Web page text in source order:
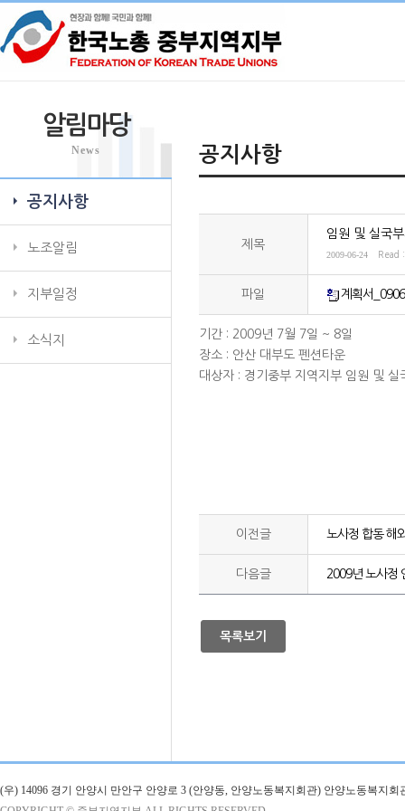
알림마당
News
공지사항
노조알림
지부일정
소식지
공지사항
제목
임원 및 실국
2009-06-24 Read
파일 계획서
기간 : 2009년 7월 7일 ~ 8일
장소 : 안산 대부도 펜션타운
대상자 : 경기중부 지역지부 임원 및 실
이전글 노사정 합동 해
다음글 2009년 노사정
목록보기
(우) 14096 경기 안양시 만안구 안양로 3 (안양동, 안양노동복지회관) 안양노동복지회